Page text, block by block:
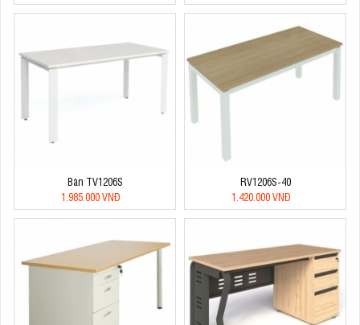
Bàn TV1206S
1.985.000 VNĐ
RV1206S-40
1.420.000 VNĐ